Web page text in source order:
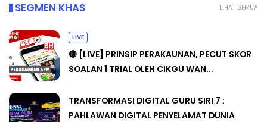
LIHAT SEMUA
SEGMEN KHAS
LIVE
🔴 [LIVE] PRINSIP PERAKAUNAN, PECUT SKOR
SOALAN 1 TRIAL OLEH CIKGU WAN...
TRANSFORMASI DIGITAL GURU SIRI 7 :
PAHLAWAN DIGITAL PENYELAMAT DUNIA